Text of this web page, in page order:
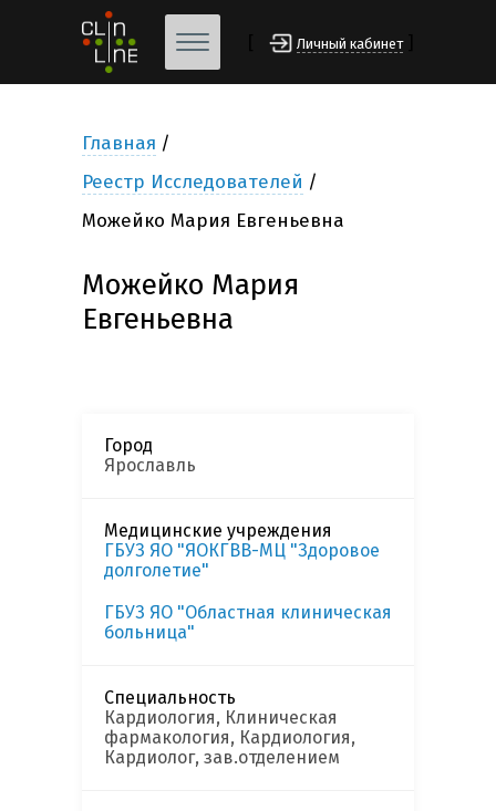
Личный кабинет
Главная
Реестр Исследователей
Можейко Мария Евгеньевна
Можейко Мария
Евгеньевна
Город
Ярославль
Медицинские учреждения
ГБУЗ ЯО "ЯОКГВВ-МЦ "Здоровое
долголетие"
ГБУЗ ЯО "Областная клиническая
больница"
Специальность
Кардиология, Клиническая
фармакология, Кардиология,
Кардиолог, зав.отделением